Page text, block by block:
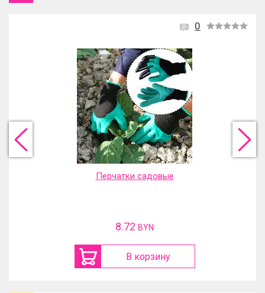
0
Перчатки садовые
8.72 BYN
В корзину